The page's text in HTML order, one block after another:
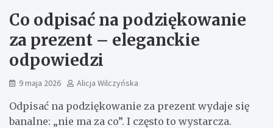
Co odpisać na podziękowanie
za prezent – eleganckie
odpowiedzi
9 maja 2026 Alicja Wilczyńska
Odpisać na podziękowanie za prezent wydaje się
banalne: „nie ma za co”. I często to wystarcza.